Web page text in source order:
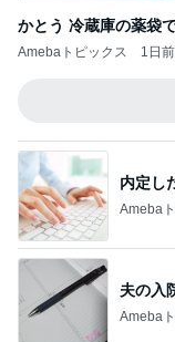
かとう 冷蔵庫の薬袋
Amebaトピックス 1日前
内定し
Ameba
夫の入
Ameba